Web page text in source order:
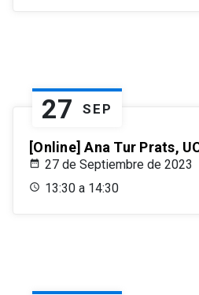
27 SEP
[Online] Ana Tur Prats,
27 de Septiembre de 2023
13:30 a 14:30